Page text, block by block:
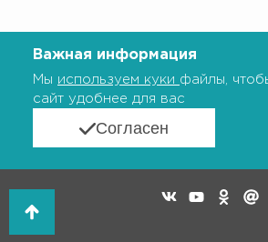
Важная информация
Мы используем куки файлы,
сайт удобнее для вас
Согласен